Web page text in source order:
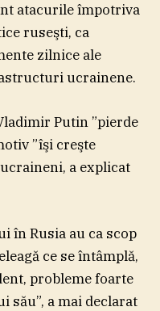
atacurile împotriva
ruseşti, ca
zilnice ale
ucrainene.
Putin ”pierde
”îşi creşte
a explicat
în Rusia au ca scop
ce se întâmplă,
probleme foarte
său”, a mai declarat